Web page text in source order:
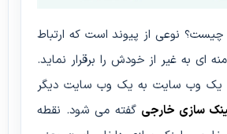
چیست؟ نوعی از پیوند است که ارتباط
ای به غیر از خودش را برقرار نماید.
یک وب سایت به یک وب سایت دیگر
سازی خارجی گفته می شود. نقطه